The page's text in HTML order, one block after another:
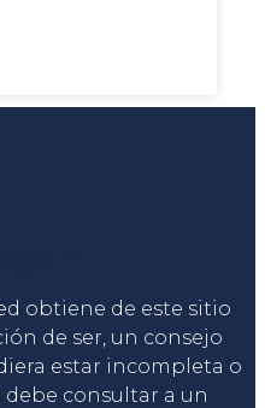
obtiene de este sitio
de ser, un consejo
estar incompleta o
debe consultar a un